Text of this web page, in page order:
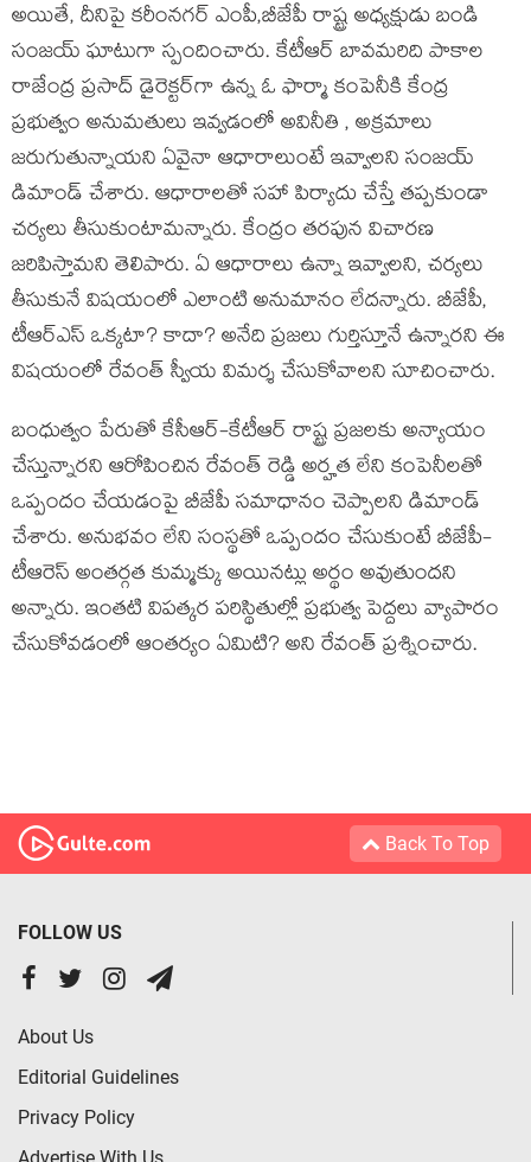
అయితే, దీనిపై కరీంనగర్ ఎంపీ,బీజేపీ రాష్ట్ర అధ్యక్షుడు బండి
సంజయ్ ఘాటుగా స్పందించారు. కేటీఆర్ బావ‌మ‌రిది పాకాల
రాజేంద్ర ప్ర‌సాద్ డైరెక్టర్‌గా ఉన్న ఓ ఫార్మా కంపెనీకి కేంద్ర
ప్ర‌భుత్వం అనుమ‌తులు ఇవ్వ‌డంలో అవినీతి , అక్ర‌మాలు
జరుగుతున్నాయని ఏవైనా ఆధారాలుంటే ఇవ్వాలని సంజ‌య్
డిమాండ్ చేశారు. ఆధారాలతో సహా పిర్యాదు చేస్తే తప్పకుండా
చర్యలు తీసుకుంటామ‌న్నారు. కేంద్రం తరపున విచారణ
జ‌రిపిస్తామని తెలిపారు. ఏ ఆధారాలు ఉన్నా ఇవ్వాల‌ని, చర్యలు
తీసుకునే విష‌యంలో ఎలాంటి అనుమానం లేద‌న్నారు. బీజేపీ,
టీఆర్ఎస్ ఒక్కటా? కాదా? అనేది ప్రజలు గుర్తిస్తూనే ఉన్నారని ఈ
విష‌యంలో రేవంత్ స్వీయ విమ‌ర్శ చేసుకోవాల‌ని సూచించారు.
బంధుత్వం పేరుతో కేసీఆర్-కేటీఆర్ రాష్ట్ర ప్రజలకు అన్యాయం
చేస్తున్నారని ఆరోపించిన రేవంత్ రెడ్డి అర్హత లేని కంపెనీలతో
ఒప్పందం చేయడంపై బీజేపీ సమాధానం చెప్పాల‌ని డిమాండ్
చేశారు. అనుభవం లేని సంస్థతో ఒప్పందం చేసుకుంటే బీజేపీ-
టీఆరెస్ అంతర్గత కుమ్మక్కు అయినట్లు అర్థం అవుతుందని
అన్నారు. ఇంతటి విపత్కర పరిస్థితుల్లో ప్రభుత్వ పెద్దలు వ్యాపారం
చేసుకోవడంలో ఆంతర్యం ఏమిటి? అని రేవంత్ ప్ర‌శ్నించారు.
Back To Top
FOLLOW US
About Us
Editorial Guidelines
Privacy Policy